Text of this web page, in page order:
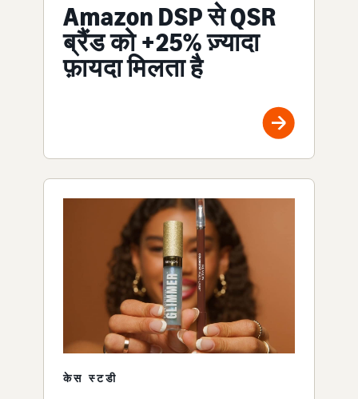
Amazon DSP से QSR
ब्रैंड को +25% ज़्यादा
फ़ायदा मिलता है
केस स्टडी